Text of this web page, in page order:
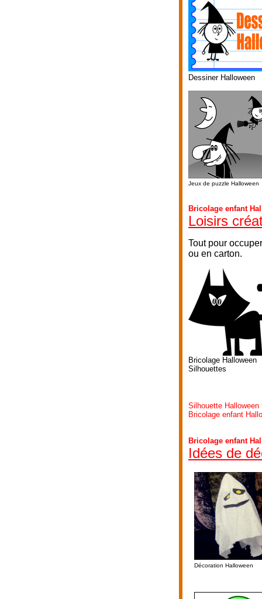
Dessiner Halloween
Jeux de puzzle Halloween
Bricolage enfant
Loisirs
Tout pour
ou en carton.
Bricolage Halloween
Silhouettes
Silhouette Halloween
Bricolage enfant
Bricolage enfant
Idées de
Décoration Halloween